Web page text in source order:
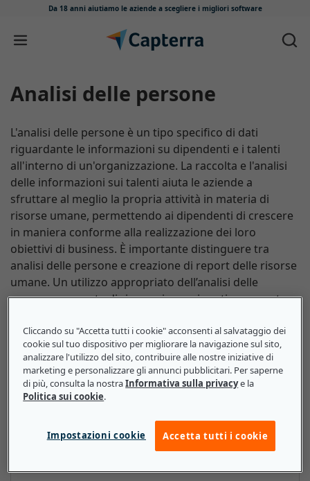
Da 18 anni aiutiamo le aziende a scegliere i migliori software
Salta e vai al contenuto
Analisi delle persone
L'analisi delle persone è un tipo specifico di dati
riguardante le informazioni su dipendenti e i talenti
all'interno di un'organizzazione. La raccolta e l'analisi
delle informazioni sui talenti aiuta le aziende a
sfruttare al meglio la propria attività in materia di
risorse umane, permettendo ai dipendenti di crescere
in maniera conforme alla realizzazione dei loro
obiettivi di business. È importante distinguere tra
analisi delle persone e creazione di report delle risorse
umane. Un utilizzo appropriato dell’analisi delle
persone consente di risparmiare sui costi e aumentare
migliorando l'esperienza dei dipendenti e aumentando
la produttività.
Analisi delle persone: ecco cosa
devono sapere le piccole e medie
Cliccando su "Accetta tutti i cookie" acconsenti al salvataggio dei
cookie sul tuo dispositivo per migliorare la navigazione sul sito,
analizzare l'utilizzo del sito, contribuire alle nostre iniziative di
marketing e personalizzare gli annunci pubblicitari. Per saperne
di più, consulta la nostraInformativa sulla privacye la
Politica sui cookie.
Impostazioni cookie Accetta tutti i cookie